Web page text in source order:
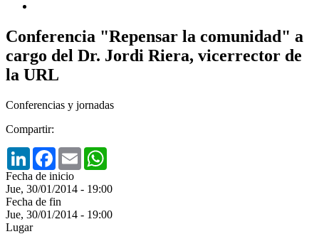
Conferencia "Repensar la comunidad" a
cargo del Dr. Jordi Riera, vicerrector de
la URL
Conferencias y jornadas
Compartir:
LinkedInFacebook
Email
Fecha de inicio
Jue, 30/01/2014 - 19:00
Fecha de fin
Jue, 30/01/2014 - 19:00
Lugar